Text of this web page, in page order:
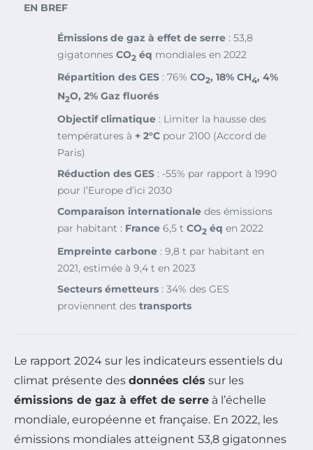
EN BREF
Émissions de gaz à effet de serre : 53,8
gigatonnes CO2 éq mondiales en 2022
Répartition des GES : 76% CO2, 18% CH4, 4%
N2O, 2% Gaz fluorés
Objectif climatique : Limiter la hausse des
températures à + 2°C pour 2100 (Accord de
Paris)
Réduction des GES : -55% par rapport à 1990
pour l’Europe d’ici 2030
Comparaison internationale des émissions
par habitant : France 6,5 t CO2 éq en 2022
Empreinte carbone : 9,8 t par habitant en
2021, estimée à 9,4 t en 2023
Secteurs émetteurs : 34% des GES
proviennent des transports
Le rapport 2024 sur les indicateurs essentiels du
climat présente des données clés sur les
émissions de gaz à effet de serre à l’échelle
mondiale, européenne et française. En 2022, les
émissions mondiales atteignent 53,8 gigatonnes